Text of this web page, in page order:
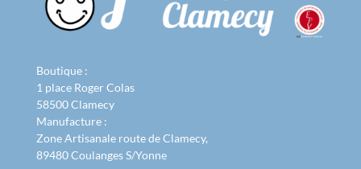
Boutique :
1 place Roger Colas
58500 Clamecy
Manufacture :
Zone Artisanale route de Clamecy,
89480 Coulanges S/Yonne